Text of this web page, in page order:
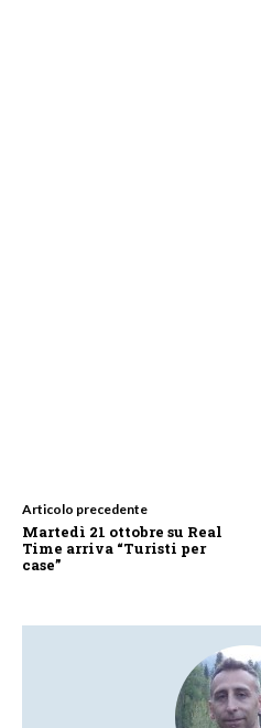
Articolo precedente
Martedì 21 ottobre su Real
Time arriva “Turisti per
case”